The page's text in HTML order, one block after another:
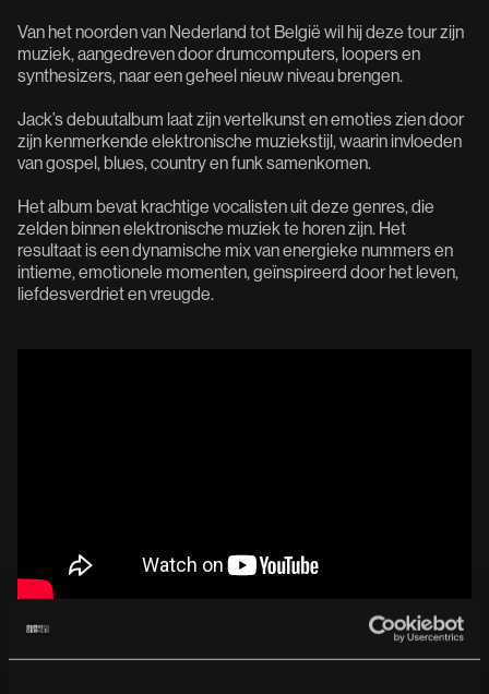
Van het noorden van Nederland tot België wil hij deze tour zijn
muziek, aangedreven door drumcomputers, loopers en
synthesizers, naar een geheel nieuw niveau brengen.
Jack’s debuutalbum laat zijn vertelkunst en emoties zien door
zijn kenmerkende elektronische muziekstijl, waarin invloeden
van gospel, blues, country en funk samenkomen.
Het album bevat krachtige vocalisten uit deze genres, die
zelden binnen elektronische muziek te horen zijn. Het
resultaat is een dynamische mix van energieke nummers en
intieme, emotionele momenten, geïnspireerd door het leven,
liefdesverdriet en vreugde.